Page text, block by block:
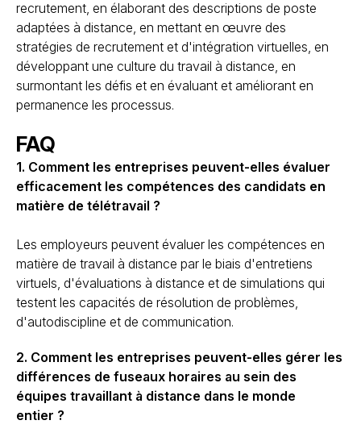
recrutement, en élaborant des descriptions de poste
adaptées à distance, en mettant en œuvre des
stratégies de recrutement et d'intégration virtuelles, en
développant une culture du travail à distance, en
surmontant les défis et en évaluant et améliorant en
permanence les processus.
FAQ
1. Comment les entreprises peuvent-elles évaluer
efficacement les compétences des candidats en
matière de télétravail ?
Les employeurs peuvent évaluer les compétences en
matière de travail à distance par le biais d'entretiens
virtuels, d'évaluations à distance et de simulations qui
testent les capacités de résolution de problèmes,
d'autodiscipline et de communication.
2. Comment les entreprises peuvent-elles gérer les
différences de fuseaux horaires au sein des
équipes travaillant à distance dans le monde
entier ?